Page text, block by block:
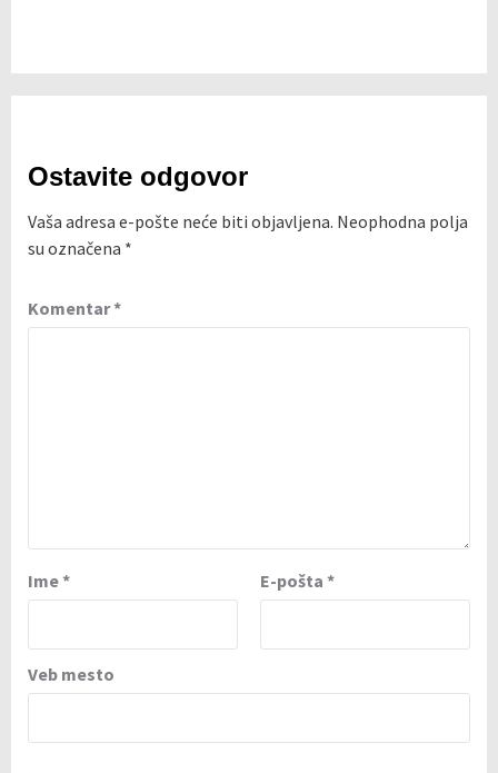
Ostavite odgovor
Vaša adresa e-pošte neće biti objavljena. Neophodna polja
su označena *
Komentar*
Ime* E-pošta *
Veb mesto